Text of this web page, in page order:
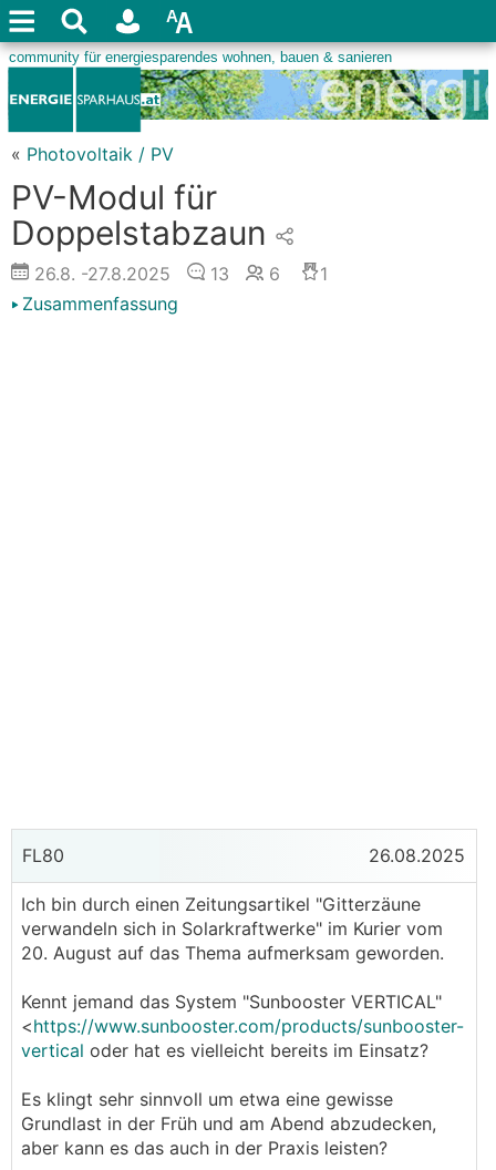
« Photovoltaik / PV
PV-Modul für
Doppelstabzaun
26.8. -27.8.2025 13 6
1
Zusammenfassung
FL80 26.08.2025
Ich bin durch einen Zeitungsartikel "Gitterzäune
verwandeln sich in Solarkraftwerke" im Kurier vom
20. August auf das Thema aufmerksam geworden.
Kennt jemand das System "Sunbooster VERTICAL"
<https://www.sunbooster.com/products/sunbooster-
vertical oder hat es vielleicht bereits im Einsatz?
Es klingt sehr sinnvoll um etwa eine gewisse
Grundlast in der Früh und am Abend abzudecken,
aber kann es das auch in der Praxis leisten?